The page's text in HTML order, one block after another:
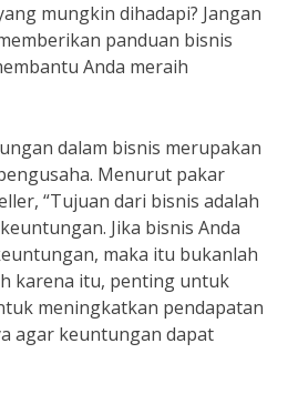
mungkin dihadapi? Jangan
panduan bisnis
Anda meraih
dalam bisnis merupakan
Menurut pakar
“Tujuan dari bisnis adalah
Jika bisnis Anda
maka itu bukanlah
karena itu, penting untuk
meningkatkan pendapatan
agar keuntungan dapat